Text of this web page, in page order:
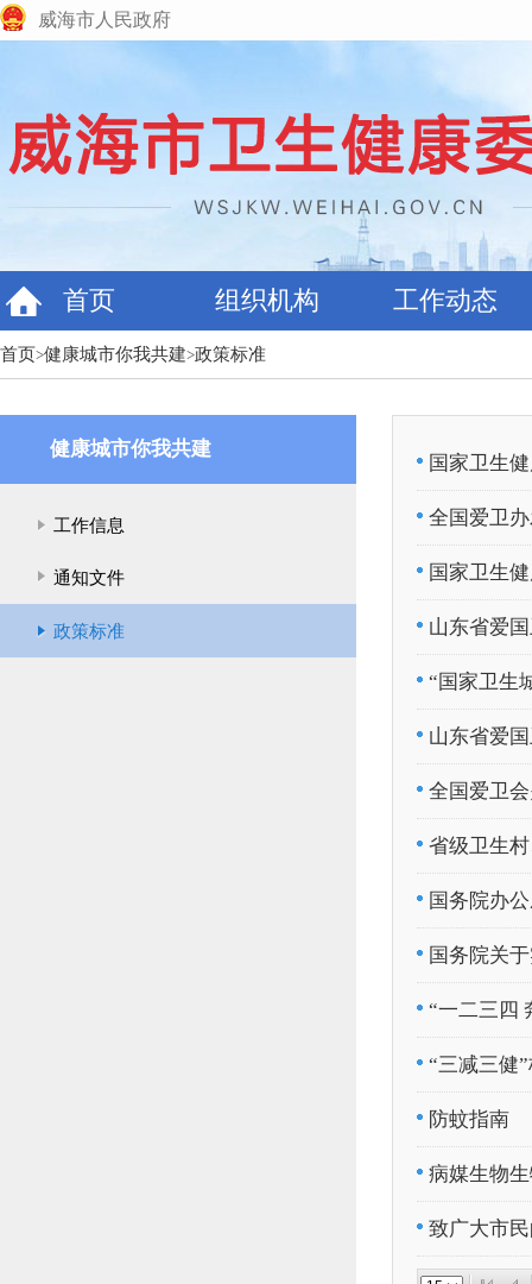
威海市人民政府
首页 组织机构 工作动态
首页>健康城市你我共建>政策标准
健康城市你我共建
工作信息
通知文件
政策标准
国家卫生
全国爱卫
国家卫生
山东省爱
“国家卫生
山东省爱
全国爱卫
省级卫生
国务院办
国务院关
“一二三四
“三减三健
防蚊指南
病媒生物
致广大市